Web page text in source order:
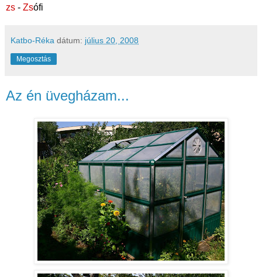
zs - Zsófi
Katbo-Réka dátum: július 20, 2008
Megosztás
Az én üvegházam...